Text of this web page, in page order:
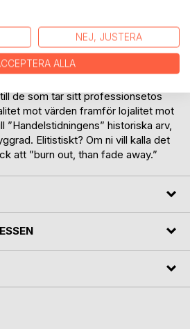
göra ett försök till omstart av
Sjöfartstidning. Första numret är
2017, och först sedan två års
de som tar sitt professionsetos
mot värden framför lojalitet mot
”Handelstidningens” historiska arv,
Elitistiskt? Om ni vill kalla det
att ”burn out, than fade away.”
NEJ, JUSTERA
ALLA